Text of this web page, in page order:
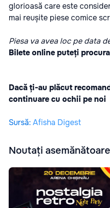
glorioasă care este
mai reușite piese comice
Piesa va avea loc pe data
Bilete online puteți procura
Dacă ți-au plăcut
continuare cu ochii pe noi
Sursă: Afisha Digest
Noutați asemănătoare